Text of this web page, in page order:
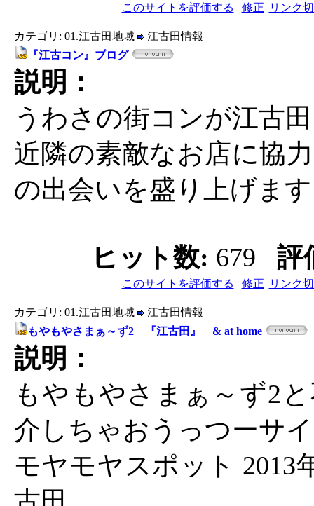
このサイトを評価する | 修正 | リンク
カテゴリ: 01.江古田地域
江古田情報
『江古コン』ブログ
説明：
うわさの街コンが江古
近隣の素敵なお店に協
の出会いを盛り上げま
ヒット数: 679 評
このサイトを評価する | 修正 | リンク
カテゴリ: 01.江古田地域
江古田情報
もやもやさまぁ～ず2 『江古田』 & at home
説明：
もやもやさまぁ～ず2
介しちゃおうっつーサ
モヤモヤスポット 2013